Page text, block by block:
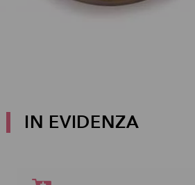
IN EVIDENZA